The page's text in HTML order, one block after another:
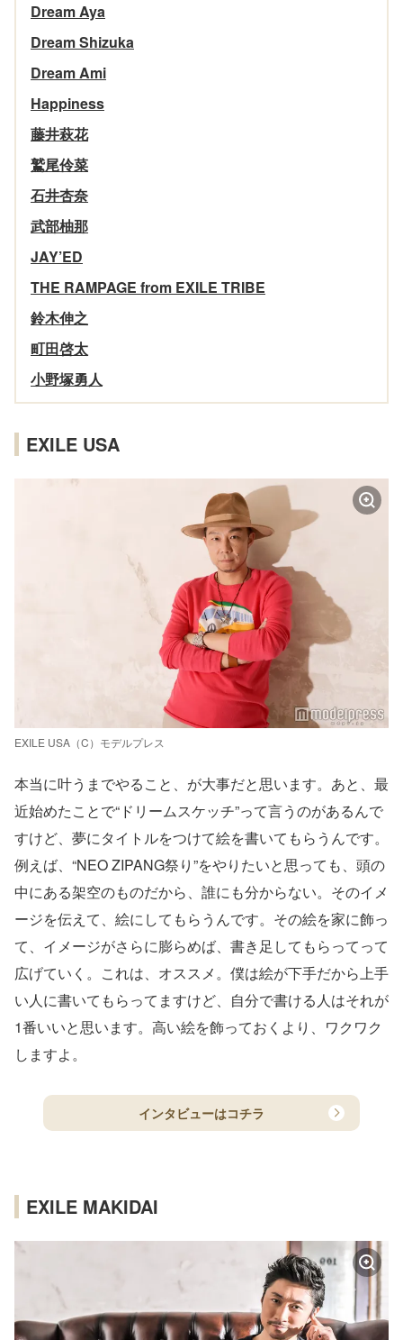
Dream Aya
Dream Shizuka
Dream Ami
Happiness
藤井萩花
鷲尾伶菜
石井杏奈
武部柚那
JAY’ED
THE RAMPAGE from EXILE TRIBE
鈴木伸之
町田啓太
小野塚勇人
EXILE USA
EXILE USA（C）モデルプレス
本当に叶うまでやること、が大事だと思います。あと、最
近始めたことで“ドリームスケッチ”って言うのがあるんで
すけど、夢にタイトルをつけて絵を書いてもらうんです。
例えば、“NEO ZIPANG祭り”をやりたいと思っても、頭の
中にある架空のものだから、誰にも分からない。そのイメ
ージを伝えて、絵にしてもらうんです。その絵を家に飾っ
て、イメージがさらに膨らめば、書き足してもらってって
広げていく。これは、オススメ。僕は絵が下手だから上手
い人に書いてもらってますけど、自分で書ける人はそれが
1番いいと思います。高い絵を飾っておくより、ワクワク
しますよ。
インタビューはコチラ
EXILE MAKIDAI